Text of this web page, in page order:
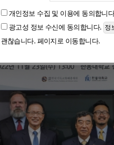
개인정보 수집 및 이용에 동의합니
광고성 정보 수신에 동의합니다.
괜찮습니다. 페이지로 이동합니다.